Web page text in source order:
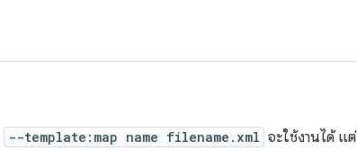
--template:map name filename.xml จะใช้งานได้ แต่